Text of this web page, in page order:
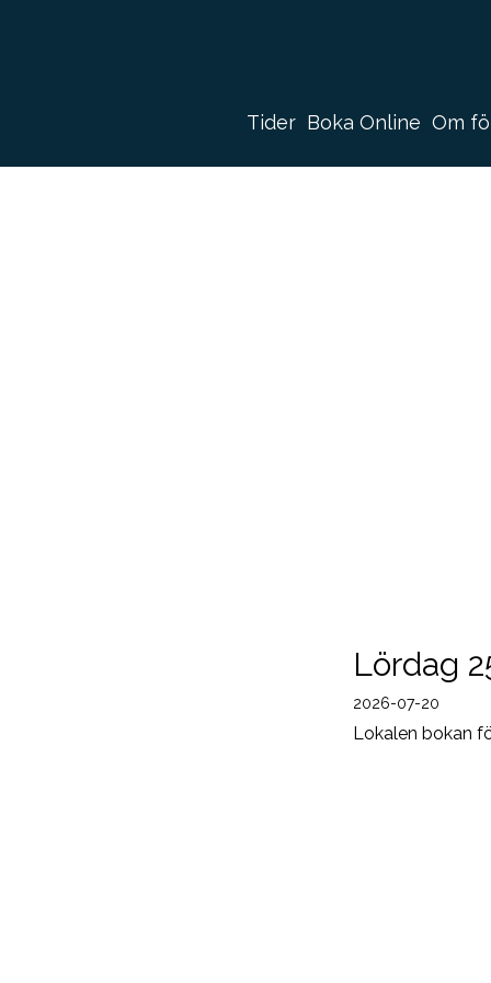
Tider Boka Online Om
Lördag
2026-07-20
Lokalen bokan